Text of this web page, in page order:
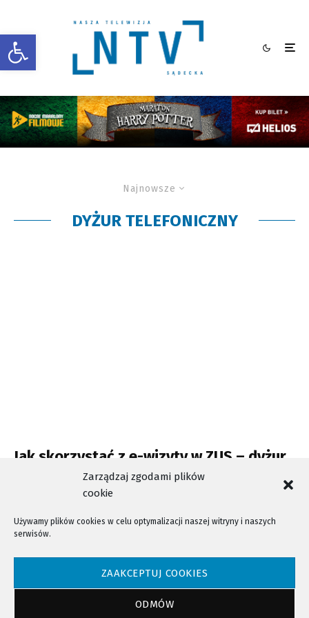
Otwórz pasek narzędzi
Zarządzaj zgodami plików
cookie
Używamy plików cookies w celu optymalizacji naszej witryny i naszych
serwisów.
ZAAKCEPTUJ COOKIES
ODMÓW
Najnowsze
DYŻUR TELEFONICZNY
Jak skorzystać z e-wizyty w ZUS – dyżur
telefoniczny
NTV - Nasza Telewizja Sądecka © 2023 Wszystkie prawa zastrzeżone!